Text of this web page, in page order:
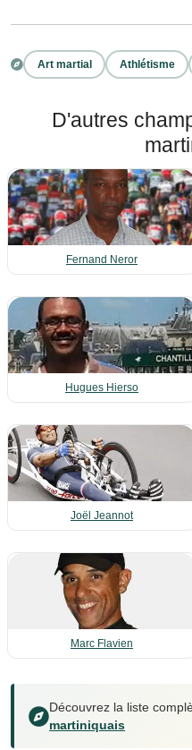
Art martial Athlétisme
D'autres
Fernand Neror
Hugues Hierso
Joël Jeannot
Marc Flavien
Découvrez la liste
martiniquais